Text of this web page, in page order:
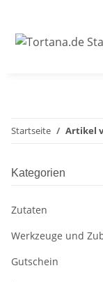
Startseite Artikel
Kategorien
Zutaten
Werkzeuge und
Gutschein